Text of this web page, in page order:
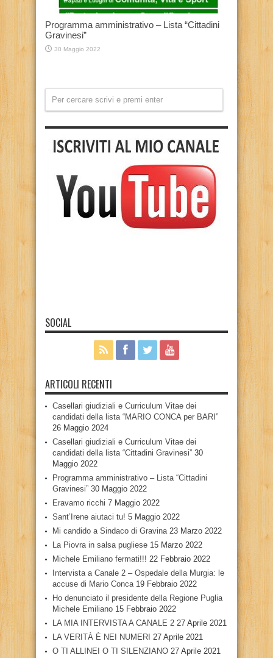
Programma amministrativo – Lista “Cittadini
Gravinesi”
30 Maggio 2022
SOCIAL
ARTICOLI RECENTI
Casellari giudiziali e Curriculum Vitae dei
candidati della lista “MARIO CONCA per BARI”
26 Maggio 2024
Casellari giudiziali e Curriculum Vitae dei
candidati della lista “Cittadini Gravinesi” 30
Maggio 2022
Programma amministrativo – Lista “Cittadini
Gravinesi” 30 Maggio 2022
Eravamo ricchi 7 Maggio 2022
Sant’Irene aiutaci tu! 5 Maggio 2022
Mi candido a Sindaco di Gravina 23 Marzo 2022
La Piovra in salsa pugliese 15 Marzo 2022
Michele Emiliano fermati!!! 22 Febbraio 2022
Intervista a Canale 2 – Ospedale della Murgia: le
accuse di Mario Conca 19 Febbraio 2022
Ho denunciato il presidente della Regione Puglia
Michele Emiliano 15 Febbraio 2022
LA MIA INTERVISTA A CANALE 2 27 Aprile 2021
LA VERITÀ È NEI NUMERI 27 Aprile 2021
O TI ALLINEI O TI SILENZIANO 27 Aprile 2021